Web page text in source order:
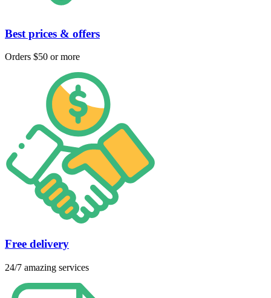
Best prices & offers
Orders $50 or more
Free delivery
24/7 amazing services